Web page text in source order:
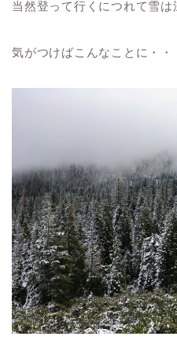
当然登って行くにつれて雪は
気がつけばこんなことに・・